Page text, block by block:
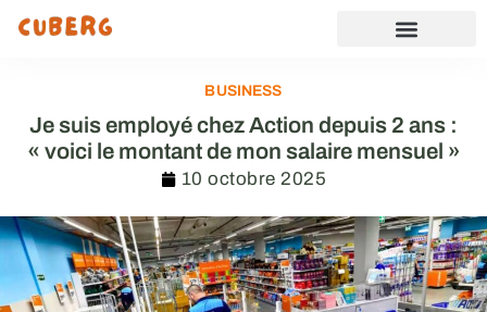
BUSINESS
Je suis employé chez Action depuis 2 ans :
« voici le montant de mon salaire mensuel »
10 octobre 2025